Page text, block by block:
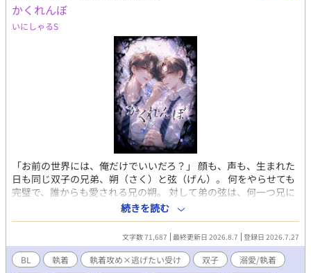
かくれんぼ
いにしゃるS
「お前の世界には、俺だけでいいだろ？」 顔も、声も、生まれた
日も同じ双子の兄弟、朔（さく）と弦（げん）。 何をやらせても
完璧で、誰からも愛される兄の朔。 対して弟の弦は、何一つ兄に
勝てるものがなく、「兄の劣化コピー」と囁かれながら惨めな劣
等感を抱えて生きていた。 どれだけ血の滲む努力をしても、縮ま
らない圧倒的な格差。 逃げたい弟と、追い詰める兄。 逃げ場のな
い密室で繰り広げられる、共依存という名の地獄のかくれんぼ
――。
続きを読む
文字数 71,687 最終更新日 2026.8.7 登録日 2026.7.27
BL 執着 執着攻め×逃げたい受け 双子
溺愛/執着